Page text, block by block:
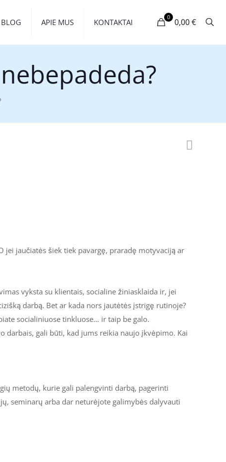
BLOG APIE MUS KONTAKTAI
0 0,00 €
jei jaučiatės šiek tiek pavargę, praradę motyvaciją ar
vyksta su klientais, socialine žiniasklaida ir, jei
darbą. Bet ar kada nors jautėtės įstrigę rutinoje?
socialiniuose tinkluose… ir taip be galo.
darbais, gali būti, kad jums reikia naujo įkvėpimo. Kai
metodų, kurie gali palengvinti darbą, pagerinti
seminarų arba dar neturėjote galimybės dalyvauti